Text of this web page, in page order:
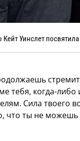
Кейт Уинслет
тебя, когда-
Сила твоего
что ты не